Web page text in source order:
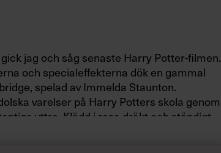
jag och såg senaste Harry Potter-filmen.
och specialeffekterna dök en gammal
spelad av Immelda Staunton.
varelser på Harry Potters skola genom
yttre. Klädd i rosa dräkt och ständigt